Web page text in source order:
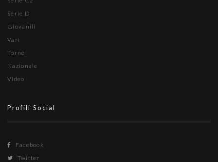
Serie D
Giovanili
Vari
Tornei
Nazionale
Video
Profili Social
Facebook
Twitter